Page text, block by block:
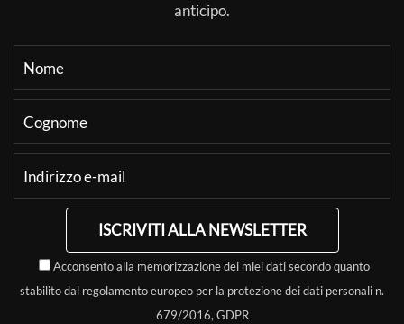
anticipo.
ISCRIVITI ALLA NEWSLETTER
Acconsento alla memorizzazione dei miei dati secondo quanto
stabilito dal regolamento europeo per la protezione dei dati personali n.
679/2016, GDPR